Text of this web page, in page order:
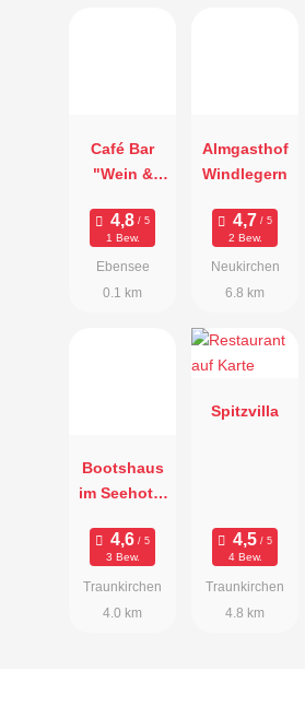
Café Bar
"Wein &
1 Bew.
Ebensee
0.1 km
Almgasthof
Windlegern
2 Bew.
Neukirchen
6.8 km
Bootshaus
im Seehotel
Traunsee
3 Bew.
Traunkirchen
4.0 km
Spitzvilla
4 Bew.
Traunkirchen
4.8 km